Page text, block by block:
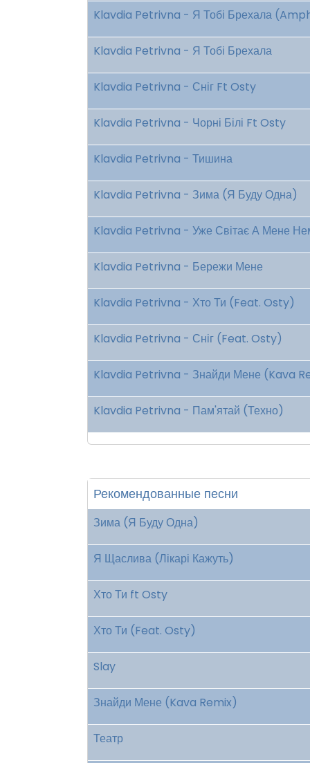
Klavdia Petrivna - Я Тобі Брехала
Klavdia Petrivna - Я Тобі Брехала
Klavdia Petrivna - Сніг Ft Osty
Klavdia Petrivna - Чорні Білі Ft Osty
Klavdia Petrivna - Тишина
Klavdia Petrivna - Зима (Я Буду Одна)
Klavdia Petrivna - Уже Світає А Мене
Klavdia Petrivna - Бережи Мене
Klavdia Petrivna - Хто Ти (Feat. Osty)
Klavdia Petrivna - Сніг (Feat. Osty)
Klavdia Petrivna - Знайди Мене (Kava
Klavdia Petrivna - Пам'ятай (Техно)
Рекомендованные песни
Зима (Я Буду Одна)
Я Щаслива (Лікарі Кажуть)
Хто Ти ft Osty
Хто Ти (Feat. Osty)
Slay
Знайди Мене (Kava Remix)
Театр